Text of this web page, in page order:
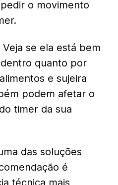
o movimento
se ela está bem
quanto por
e sujeira
podem afetar o
timer da sua
das soluções
é
técnica mais